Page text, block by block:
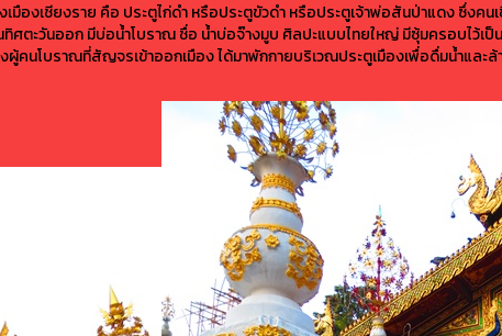
งเชียงราย คือ ประตูไก่ดำ หรือประตูขัวดำ หรือประตูเจ้าพ่อสันป่าแดง ซึ่งคน
ตะวันออก มีบ่อน้ำโบราณ ชื่อ น้ำบ่อจ๊างมูบ ศิลปะแบบไทยใหญ่ มีซุ้มครอบไว้เป็
นโบราณที่สัญจรเข้าออกเมือง ได้มาพักกายบริเวณประตูเมืองเพื่อดื่มน้ำและล้